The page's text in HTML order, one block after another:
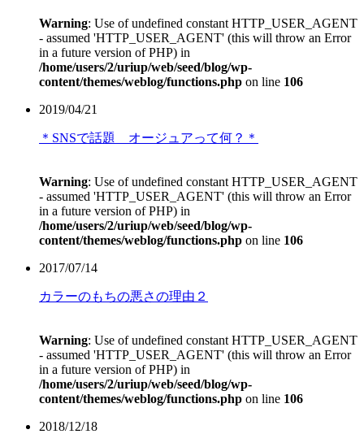
Warning: Use of undefined constant HTTP_USER_AGENT
- assumed 'HTTP_USER_AGENT' (this will throw an Error
in a future version of PHP) in
/home/users/2/uriup/web/seed/blog/wp-
content/themes/weblog/functions.php on line 106
2019/04/21
＊SNSで話題 オージュアって何？＊
Warning: Use of undefined constant HTTP_USER_AGENT
- assumed 'HTTP_USER_AGENT' (this will throw an Error
in a future version of PHP) in
/home/users/2/uriup/web/seed/blog/wp-
content/themes/weblog/functions.php on line 106
2017/07/14
カラーのもちの悪さの理由２
Warning: Use of undefined constant HTTP_USER_AGENT
- assumed 'HTTP_USER_AGENT' (this will throw an Error
in a future version of PHP) in
/home/users/2/uriup/web/seed/blog/wp-
content/themes/weblog/functions.php on line 106
2018/12/18